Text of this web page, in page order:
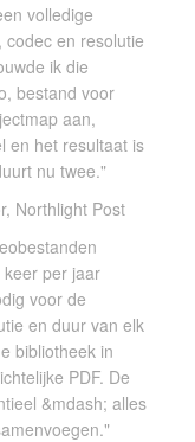
volledige
en resolutie
ik die
bestand voor
aan,
en het resultaat is
nu twee."
Northlight Post
per jaar
voor de
en duur van elk
bibliotheek in
PDF. De
&mdash; alles